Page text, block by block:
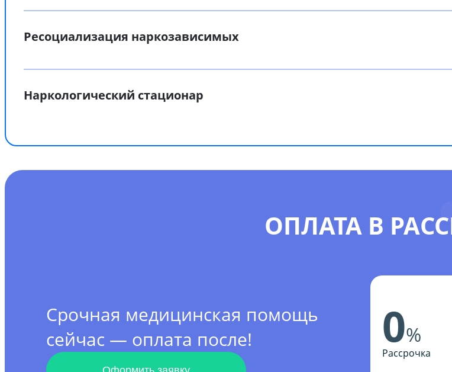
Ресоциализация наркозависимых
Наркологический стационар
ОПЛАТА В
Срочная медицинская помощь
сейчас — оплата после!
0%
Рассрочка